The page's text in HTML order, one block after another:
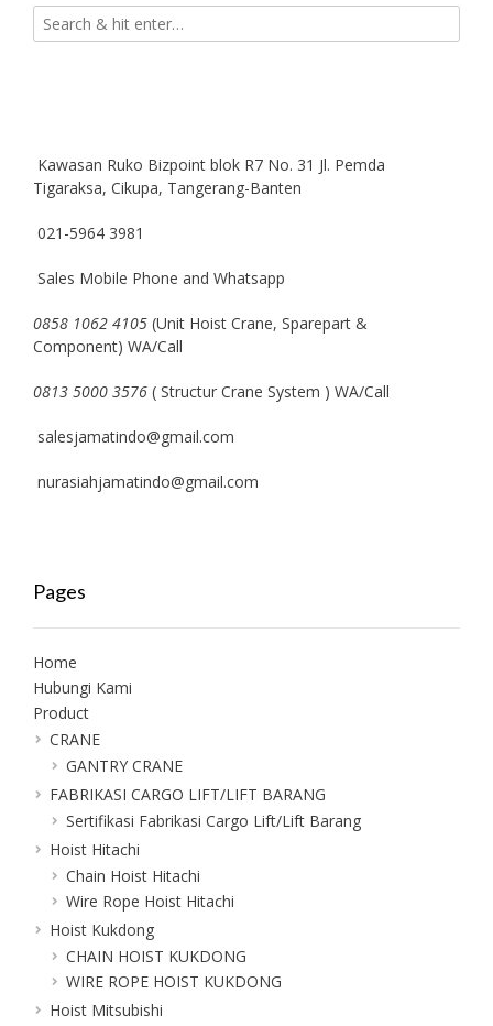
Kawasan Ruko Bizpoint blok R7 No. 31 Jl. Pemda
Tigaraksa, Cikupa, Tangerang-Banten
021-5964 3981
Sales Mobile Phone and Whatsapp
0858 1062 4105 (Unit Hoist Crane, Sparepart &
Component) WA/Call
0813 5000 3576 ( Structur Crane System ) WA/Call
salesjamatindo@gmail.com
nurasiahjamatindo@gmail.com
Pages
Home
Hubungi Kami
Product
CRANE
GANTRY CRANE
FABRIKASI CARGO LIFT/LIFT BARANG
Sertifikasi Fabrikasi Cargo Lift/Lift Barang
Hoist Hitachi
Chain Hoist Hitachi
Wire Rope Hoist Hitachi
Hoist Kukdong
CHAIN HOIST KUKDONG
WIRE ROPE HOIST KUKDONG
Hoist Mitsubishi